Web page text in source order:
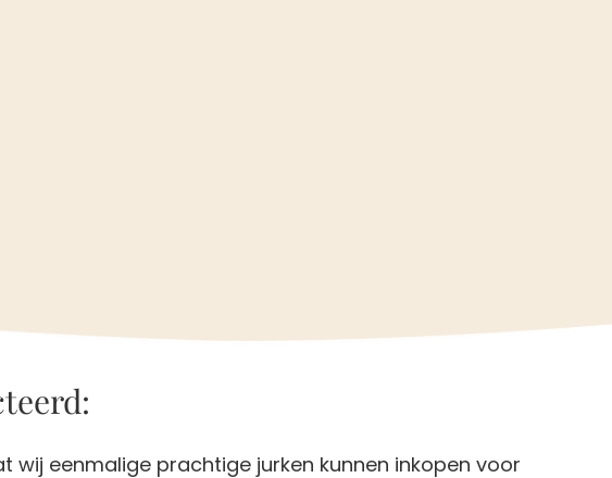
wij eenmalige prachtige jurken kunnen inkopen voor